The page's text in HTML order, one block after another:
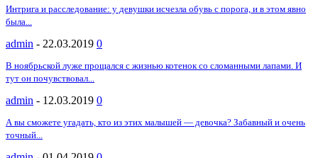
Интрига и расследование: у девушки исчезла обувь с порога, и в этом явно
была...
admin - 22.03.2019 0
В ноябрьской луже прощался с жизнью котенок со сломанными лапами. И
тут он почувствовал...
admin - 12.03.2019 0
А вы сможете угадать, кто из этих малышей — девочка? Забавный и очень
точный...